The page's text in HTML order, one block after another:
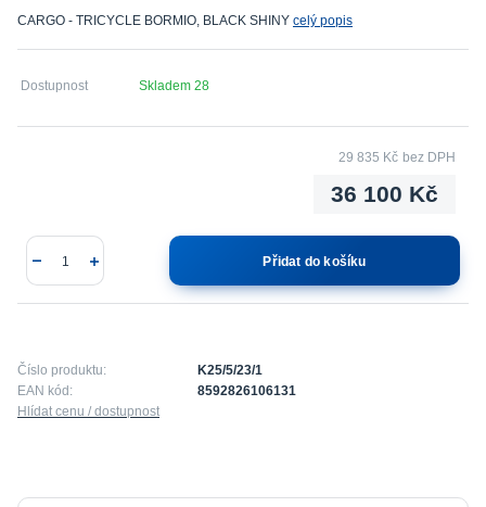
CARGO - TRICYCLE BORMIO, BLACK SHINY celý popis
Dostupnost Skladem 28
36 100 Kč
29 835 Kč bez DPH
Přidat do košíku
Číslo produktu:
K25/5/23/1
EAN kód:
8592826106131
Hlídat cenu / dostupnost